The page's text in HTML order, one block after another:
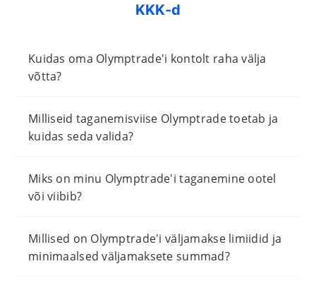
KKK-d
Kuidas oma Olymptrade'i kontolt raha välja
võtta?
Milliseid taganemisviise Olymptrade toetab ja
kuidas seda valida?
Miks on minu Olymptrade'i taganemine ootel
või viibib?
Millised on Olymptrade'i väljamakse limiidid ja
minimaalsed väljamaksete summad?